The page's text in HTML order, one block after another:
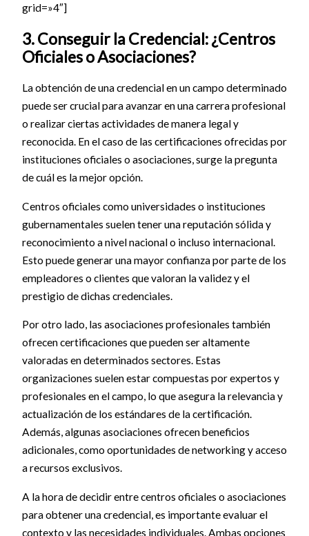
grid=»4″]
3. Conseguir la Credencial: ¿Centros
Oficiales o Asociaciones?
La obtención de una credencial en un campo determinado
puede ser crucial para avanzar en una carrera profesional
o realizar ciertas actividades de manera legal y
reconocida. En el caso de las certificaciones ofrecidas por
instituciones oficiales o asociaciones, surge la pregunta
de cuál es la mejor opción.
Centros oficiales como universidades o instituciones
gubernamentales suelen tener una reputación sólida y
reconocimiento a nivel nacional o incluso internacional.
Esto puede generar una mayor confianza por parte de los
empleadores o clientes que valoran la validez y el
prestigio de dichas credenciales.
Por otro lado, las asociaciones profesionales también
ofrecen certificaciones que pueden ser altamente
valoradas en determinados sectores. Estas
organizaciones suelen estar compuestas por expertos y
profesionales en el campo, lo que asegura la relevancia y
actualización de los estándares de la certificación.
Además, algunas asociaciones ofrecen beneficios
adicionales, como oportunidades de networking y acceso
a recursos exclusivos.
A la hora de decidir entre centros oficiales o asociaciones
para obtener una credencial, es importante evaluar el
contexto y las necesidades individuales. Ambas opciones